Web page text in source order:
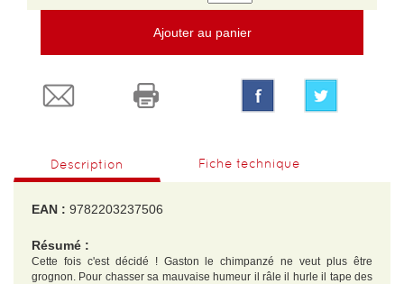
Ajouter au panier
Description Fiche technique
EAN : 9782203237506
Résumé :
Cette fois c'est décidé ! Gaston le chimpanzé ne veut plus être
grognon. Pour chasser sa mauvaise humeur il râle il hurle il tape des